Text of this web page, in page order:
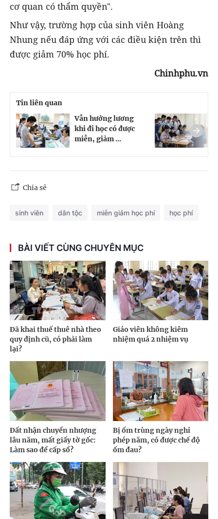
cơ quan có thẩm quyền".
Như vậy, trường hợp của sinh viên Hoàng
Nhung nếu đáp ứng với các điều kiện trên thì
được giảm 70% học phí.
Chinhphu.vn
Tin liên quan
Vẫn hưởng lương
khi đi học có được
miễn, giảm ...
Chia sẻ
sinh viên dân tộc miễn giảm học phí học phí
BÀI VIẾT CÙNG CHUYÊN MỤC
Đã khai thuế thuê nhà theo
quy định cũ, có phải làm
lại?
Giáo viên không kiêm
nhiệm quá 2 nhiệm vụ
Đất nhận chuyển nhượng
lâu năm, mất giấy tờ gốc:
Làm sao để cấp sổ?
Bị ốm trùng ngày nghỉ
phép năm, có được chế độ
ốm đau?